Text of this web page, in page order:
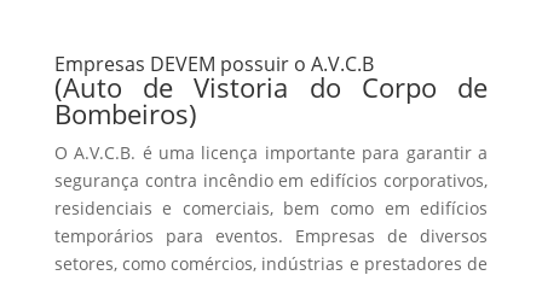
Empresas DEVEM possuir o A.V.C.B
(Auto de Vistoria do Corpo de
Bombeiros)
O A.V.C.B. é uma licença importante para garantir a
segurança contra incêndio em edifícios corporativos,
residenciais e comerciais, bem como em edifícios
temporários para eventos. Empresas de diversos
setores, como comércios, indústrias e prestadores de